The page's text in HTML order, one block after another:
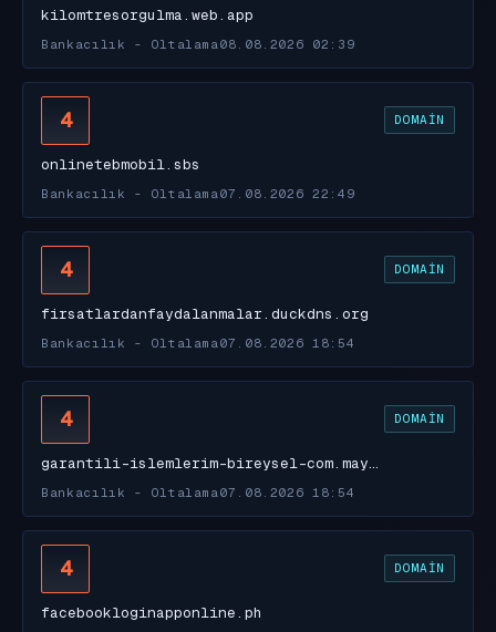
kilomtresorgulma.web.app
Bankacılık - Oltalama 08.08.2026 02:39
4 DOMAIN
onlinetebmobil.sbs
Bankacılık - Oltalama 07.08.2026 22:49
4 DOMAIN
firsatlardanfaydalanmalar.duckdns.org
Bankacılık - Oltalama 07.08.2026 18:54
4 DOMAIN
garantili-islemlerim-bireysel-com.may…
Bankacılık - Oltalama 07.08.2026 18:54
4 DOMAIN
facebookloginapponline.ph